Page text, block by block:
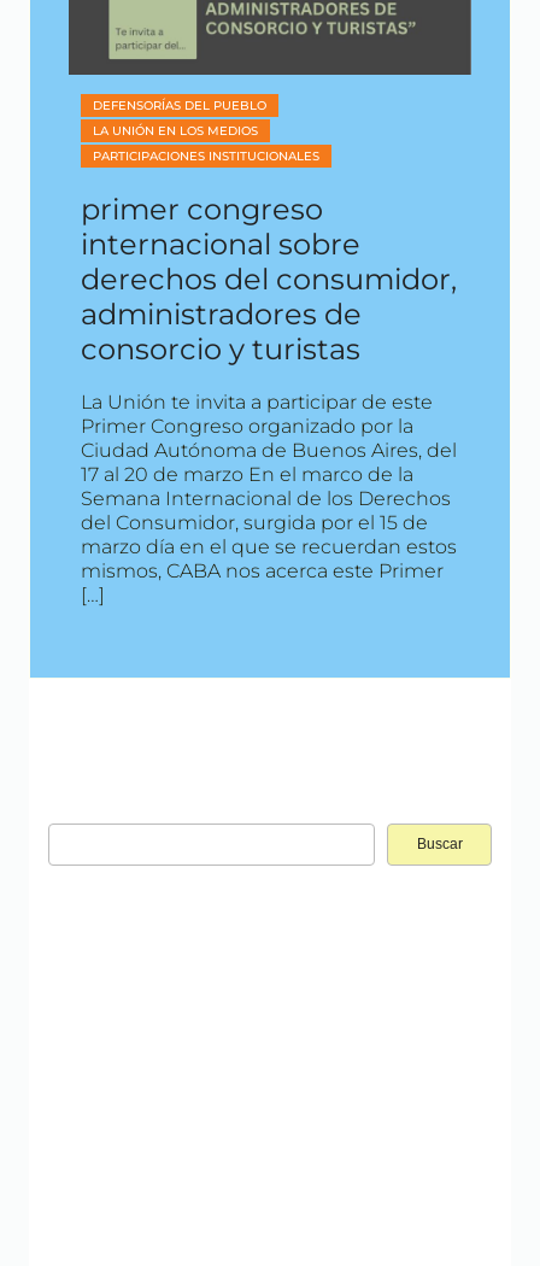
DEFENSORÍAS DEL PUEBLO
LA UNIÓN EN LOS MEDIOS
PARTICIPACIONES INSTITUCIONALES
primer congreso
internacional sobre
derechos del consumidor,
administradores de
consorcio y turistas
La Unión te invita a participar de este
Primer Congreso organizado por la
Ciudad Autónoma de Buenos Aires, del
17 al 20 de marzo En el marco de la
Semana Internacional de los Derechos
del Consumidor, surgida por el 15 de
marzo día en el que se recuerdan estos
mismos, CABA nos acerca este Primer
[…]